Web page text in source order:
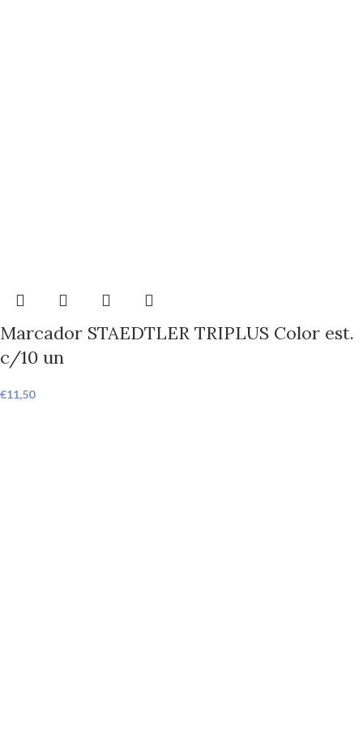
Marcador STAEDTLER TRIPLUS Color est.
c/10 un
€11,50